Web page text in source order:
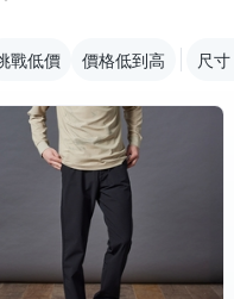
戰低價 價格低到高 尺寸